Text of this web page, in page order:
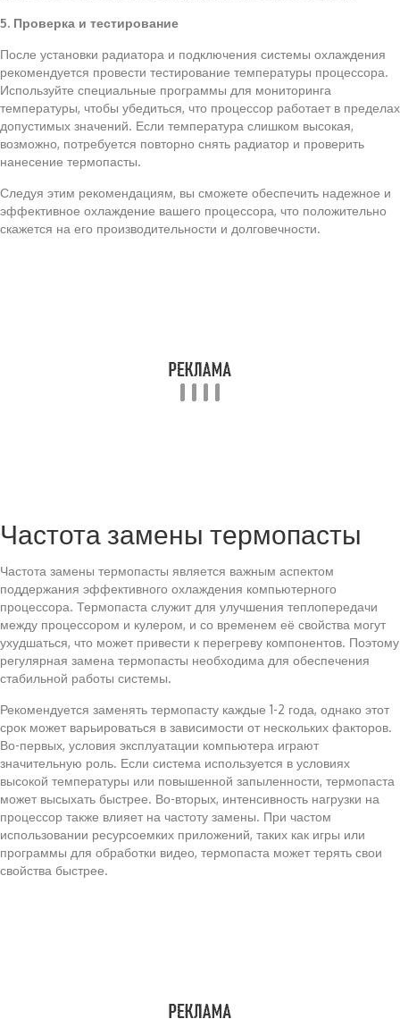
5. Проверка и тестирование
После установки радиатора и подключения системы охлаждения
рекомендуется провести тестирование температуры процессора.
Используйте специальные программы для мониторинга
температуры, чтобы убедиться, что процессор работает в пределах
допустимых значений. Если температура слишком высокая,
возможно, потребуется повторно снять радиатор и проверить
нанесение термопасты.
Следуя этим рекомендациям, вы сможете обеспечить надежное и
эффективное охлаждение вашего процессора, что положительно
скажется на его производительности и долговечности.
Частота замены термопасты
Частота замены термопасты является важным аспектом
поддержания эффективного охлаждения компьютерного
процессора. Термопаста служит для улучшения теплопередачи
между процессором и кулером, и со временем её свойства могут
ухудшаться, что может привести к перегреву компонентов. Поэтому
регулярная замена термопасты необходима для обеспечения
стабильной работы системы.
Рекомендуется заменять термопасту каждые 1-2 года, однако этот
срок может варьироваться в зависимости от нескольких факторов.
Во-первых, условия эксплуатации компьютера играют
значительную роль. Если система используется в условиях
высокой температуры или повышенной запыленности, термопаста
может высыхать быстрее. Во-вторых, интенсивность нагрузки на
процессор также влияет на частоту замены. При частом
использовании ресурсоемких приложений, таких как игры или
программы для обработки видео, термопаста может терять свои
свойства быстрее.